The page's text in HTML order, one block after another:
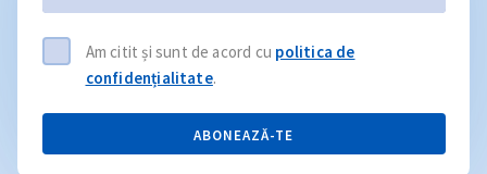
Am citit și sunt de acord cu politica de
confidențialitate.
ABONEAZĂ-TE